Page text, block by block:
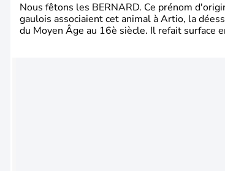
Nous fêtons les BERNARD. Ce prénom
gaulois associaient cet animal à Artio, la
du Moyen Âge au 16è siècle. Il refait surface